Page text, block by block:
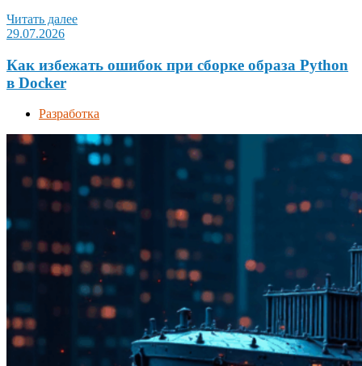
Читать далее
29.07.2026
Как избежать ошибок при сборке образа Python
в Docker
Разработка